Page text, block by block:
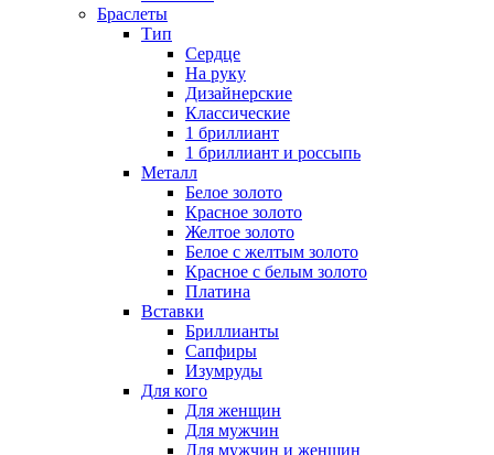
Браслеты
Тип
Сердце
На руку
Дизайнерские
Классические
1 бриллиант
1 бриллиант и россыпь
Металл
Белое золото
Красное золото
Желтое золото
Белое с желтым золото
Красное с белым золото
Платина
Вставки
Бриллианты
Сапфиры
Изумруды
Для кого
Для женщин
Для мужчин
Для мужчин и женщин